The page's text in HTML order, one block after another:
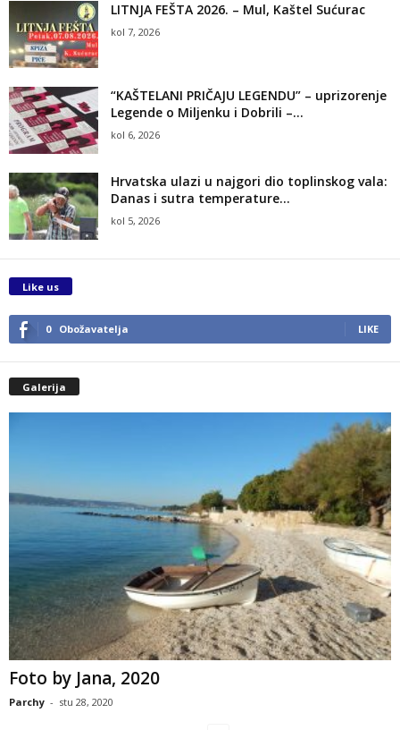
LITNJA FEŠTA 2026. – Mul, Kaštel Sućurac
kol 7, 2026
“KAŠTELANI PRIČAJU LEGENDU” – uprizorenje
Legende o Miljenku i Dobrili –...
kol 6, 2026
Hrvatska ulazi u najgori dio toplinskog vala:
Danas i sutra temperature...
kol 5, 2026
Like us
0 Obožavatelja LIKE
Galerija
Foto by Jana, 2020
Parchy - stu 28, 2020